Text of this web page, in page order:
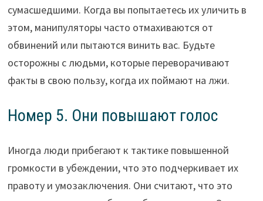
сумасшедшими. Когда вы попытаетесь их уличить в
этом, манипуляторы часто отмахиваются от
обвинений или пытаются винить вас. Будьте
осторожны с людьми, которые переворачивают
факты в свою пользу, когда их поймают на лжи.
Номер 5. Они повышают голос
Иногда люди прибегают к тактике повышенной
громкости в убеждении, что это подчеркивает их
правоту и умозаключения. Они считают, что это